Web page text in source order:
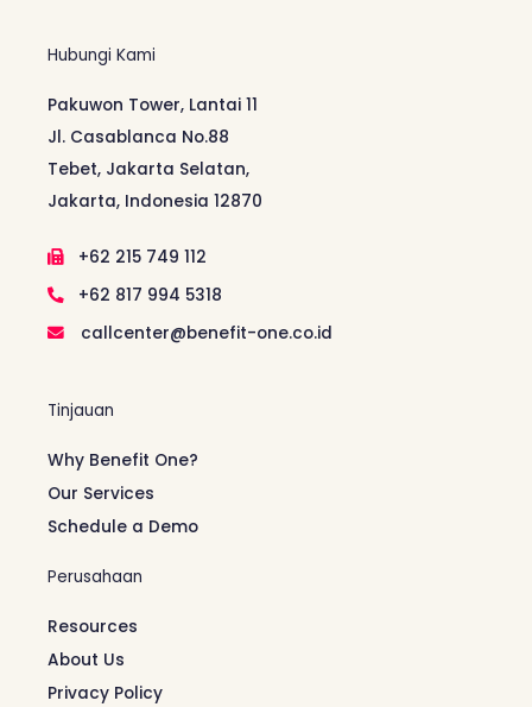
Hubungi Kami
Pakuwon Tower, Lantai 11
Jl. Casablanca No.88
Tebet, Jakarta Selatan,
Jakarta, Indonesia 12870
+62 215 749 112
+62 817 994 5318
callcenter@benefit-one.co.id
Tinjauan
Why Benefit One?
Our Services
Schedule a Demo
Perusahaan
Resources
About Us
Privacy Policy